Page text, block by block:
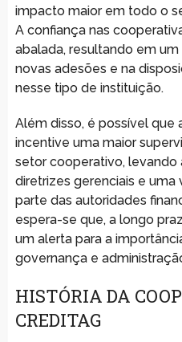
impacto maior em todo o
A confiança nas
abalada, resultando em
novas adesões e na
nesse tipo de instituição.
Além disso, é possível que
incentive uma maior
setor cooperativo,
diretrizes gerenciais e uma
parte das autoridades
espera-se que, a longo
um alerta para a
governança e
HISTÓRIA DA
CREDITAG